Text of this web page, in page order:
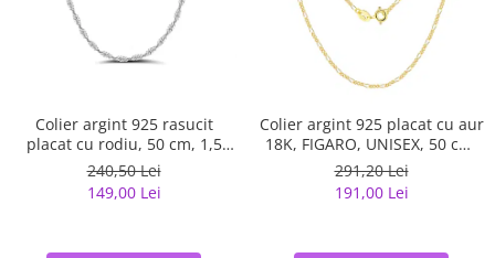
Colier argint 925 rasucit
placat cu rodiu, 50 cm, 1,5
mm
240,50 Lei
149,00 Lei
Colier argint 925 placat cu aur
18K, FIGARO, UNISEX, 50 cm,
1,7 mm
291,20 Lei
191,00 Lei